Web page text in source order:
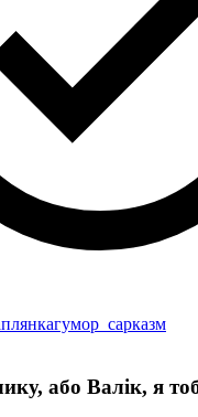
гумор_сарказм
або Валік, я